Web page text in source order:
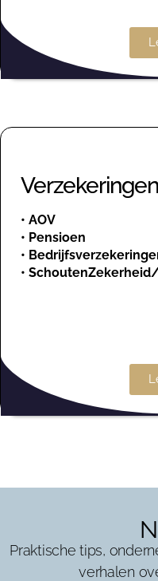
Verzekeringen
• AOV
• Pensioen
•
•
Praktische tips,
verhalen